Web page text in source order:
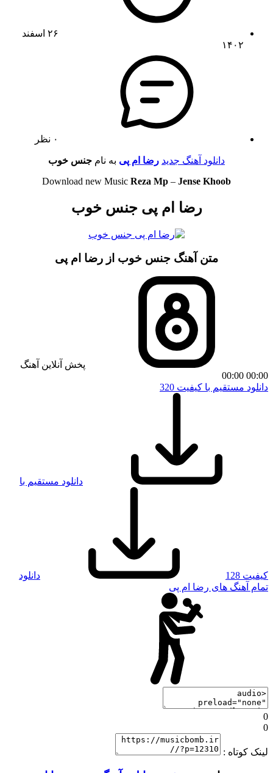
۲۶ اسفند
۱۴۰۲
دانلود آهنگ جدید رضا ام پی به نام جنس خوب
Download new Music Reza Mp – Jense Khoob
رضا ام پی جنس خوب
متن آهنگ جنس خوب از رضا ام پی
پخش آنلاین آهنگ
00:00
00:00
دانلود مستقیم با کیفیت 320
دانلود مستقیم با
کیفیت 128
دانلود
تمام آهنگ های رضا ام پی
0
0
لینک کوتاه :